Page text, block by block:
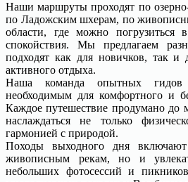
Наши маршруты проходят по
по Ладожским шхерам, по
области, где можно погрузиться
спокойствия. Мы предлагаем
подходят как для новичков, так
активного отдыха.
Наша команда опытных гидов
необходимым для комфортного и
Каждое путешествие продумано до
наслаждаться не только
гармонией с природой.
Походы выходного дня
живописным рекам, но и
небольших фотосессий и